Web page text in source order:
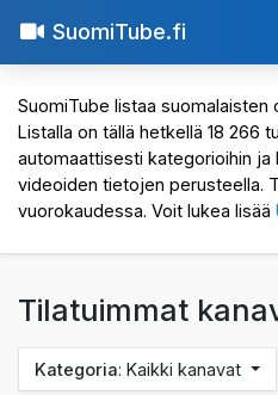
SuomiTube.fi
SuomiTube listaa suomalaisten
Listalla on tällä hetkellä 18 266
automaattisesti kategorioihin ja
videoiden tietojen perusteella.
vuorokaudessa. Voit lukea lisää
Tilatuimmat
Kategoria: Kaikki kanavat